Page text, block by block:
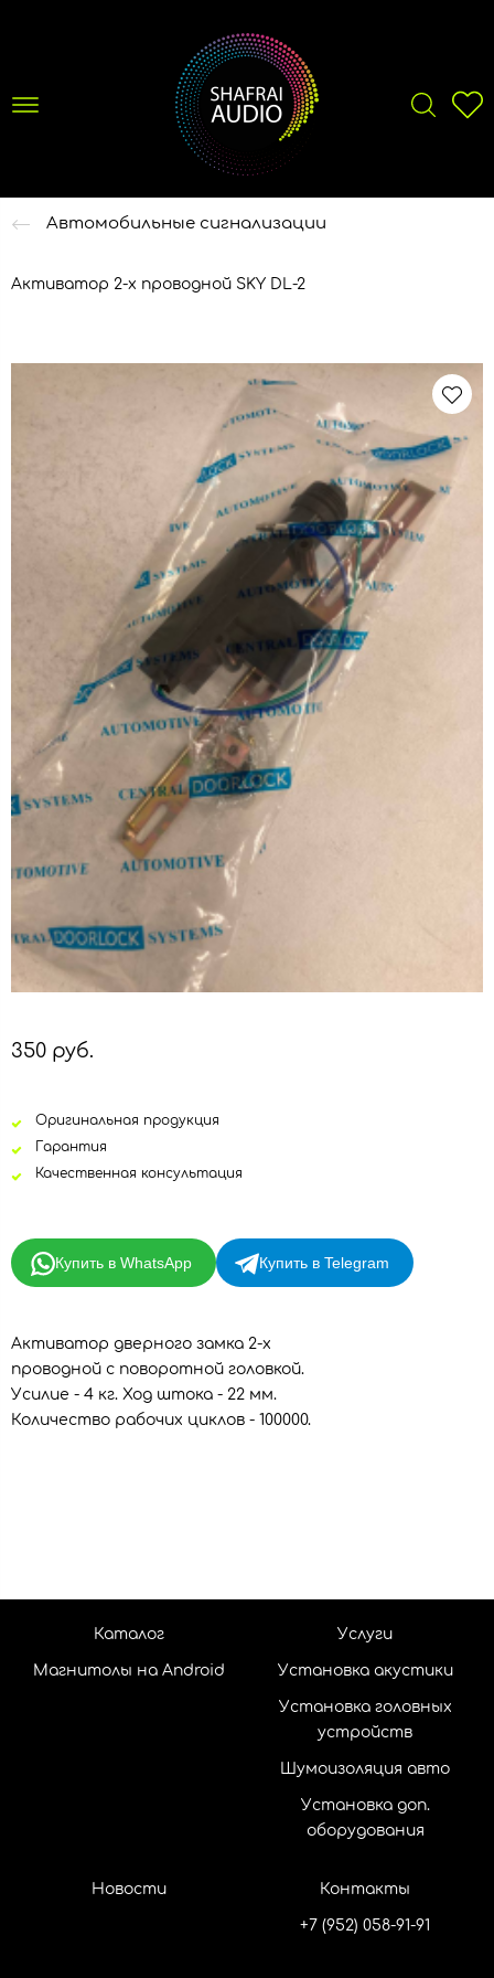
Автомобильные сигнализации
Активатор 2-х проводной SKY DL-2
350 руб.
Оригинальная продукция
Гарантия
Качественная консультация
Купить в WhatsApp Купить в Telegram
Активатор дверного замка 2-х
проводной с поворотной головкой.
Усилие - 4 кг. Ход штока - 22 мм.
Количество рабочих циклов - 100000.
Каталог
Магнитолы на Android
Услуги
Установка акустики
Установка головных
устройств
Шумоизоляция авто
Установка доп.
оборудования
Новости Контакты
+7 (952) 058-91-91